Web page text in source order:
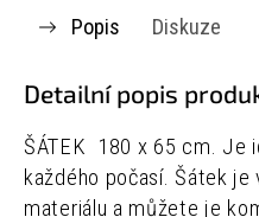
Popis Diskuze
Detailní popis
ŠÁTEK 180 x 65 cm. Je
každého počasí. Šátek
materiálu a můžete je